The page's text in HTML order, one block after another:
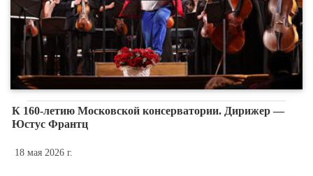
К 160-летию Московской консерватории. Дирижер —
Юстус Франтц
18 мая 2026 г.